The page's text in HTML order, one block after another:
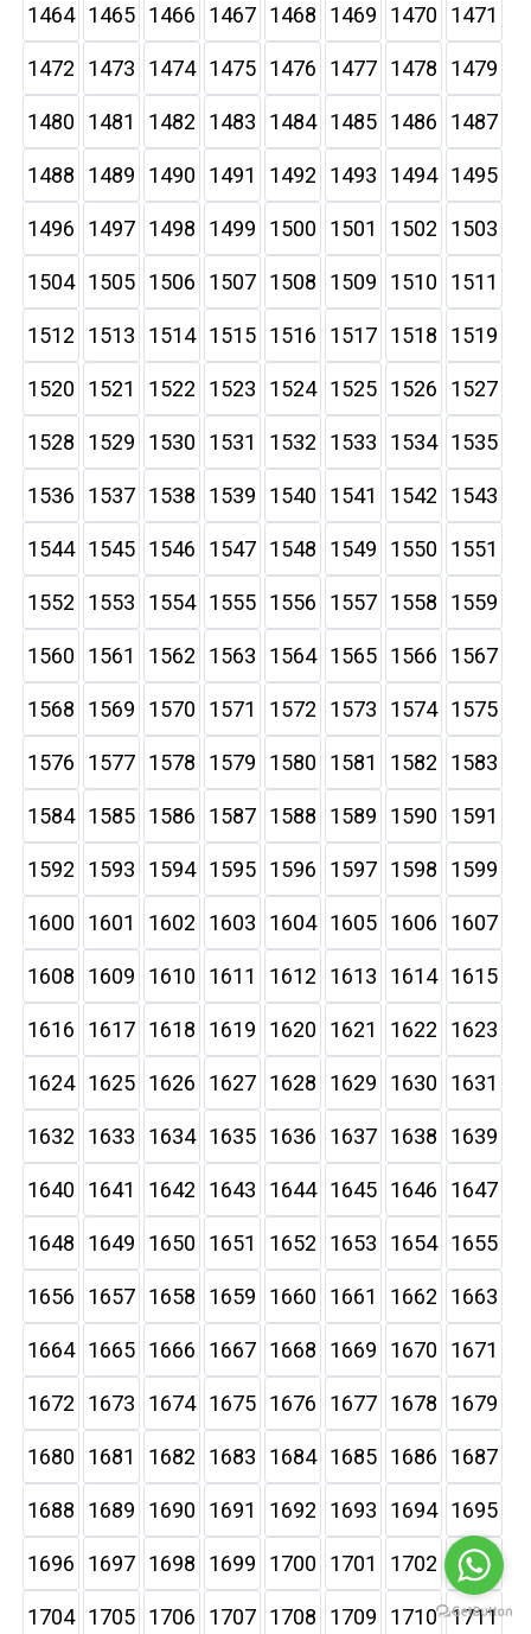
1464 1465 1466 1467 1468 1469 1470 1471
1472 1473 1474 1475 1476 1477 1478 1479
1480 1481 1482 1483 1484 1485 1486 1487
1488 1489 1490 1491 1492 1493 1494 1495
1496 1497 1498 1499 1500 1501 1502 1503
1504 1505 1506 1507 1508 1509 1510 1511
1512 1513 1514 1515 1516 1517 1518 1519
1520 1521 1522 1523 1524 1525 1526 1527
1528 1529 1530 1531 1532 1533 1534 1535
1536 1537 1538 1539 1540 1541 1542 1543
1544 1545 1546 1547 1548 1549 1550 1551
1552 1553 1554 1555 1556 1557 1558 1559
1560 1561 1562 1563 1564 1565 1566 1567
1568 1569 1570 1571 1572 1573 1574 1575
1576 1577 1578 1579 1580 1581 1582 1583
1584 1585 1586 1587 1588 1589 1590 1591
1592 1593 1594 1595 1596 1597 1598 1599
1600 1601 1602 1603 1604 1605 1606 1607
1608 1609 1610 1611 1612 1613 1614 1615
1616 1617 1618 1619 1620 1621 1622 1623
1624 1625 1626 1627 1628 1629 1630 1631
1632 1633 1634 1635 1636 1637 1638 1639
1640 1641 1642 1643 1644 1645 1646 1647
1648 1649 1650 1651 1652 1653 1654 1655
1656 1657 1658 1659 1660 1661 1662 1663
1664 1665 1666 1667 1668 1669 1670 1671
1672 1673 1674 1675 1676 1677 1678 1679
1680 1681 1682 1683 1684 1685 1686 1687
1688 1689 1690 1691 1692 1693 1694 1695
1696 1697 1698 1699 1700 1701 1702 1703
1704 1705 1706 1707 1708 1709 1710 1711